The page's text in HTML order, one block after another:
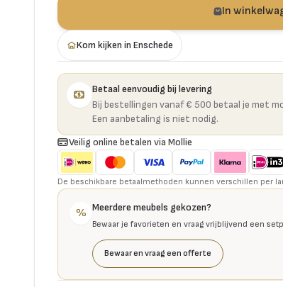
In
Kom kijken in Enschede
Betaal eenvoudig bij levering
Bij bestellingen vanaf € 500 betaal je met
Een aanbetaling is niet nodig.
Veilig online betalen via Mollie
De beschikbare betaalmethoden kunnen verschillen per
% Meerdere meubels gekozen?
Bewaar je favorieten en vraag vrijblijvend een
Bewaar en vraag een offerte